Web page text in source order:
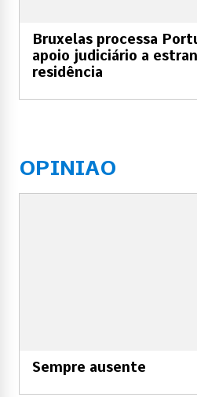
Bruxelas processa
apoio judiciário a
residência
OPINIAO
Sempre ausente